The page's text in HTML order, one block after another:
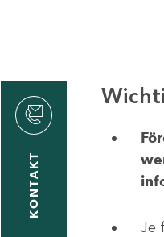
KONTAKT
Je